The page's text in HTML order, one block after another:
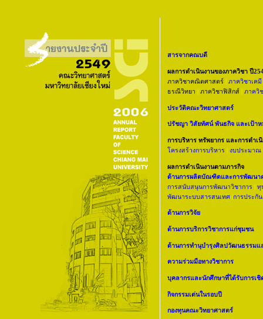
สารจากคณบดี
ผลการดำเนินงานของภาควิชา ปี
ภาควิชาคณิตศาสตร์
ภาควิชาเคมี
ธรณีวิทยา
ภาควิชาฟิสิกส ภาควิ
ประวัติคณะวิทยาศาสตร์
ปรัชญา วิสัยทัศน์ พันธกิจ และเป้าห
การบริหาร ทรัพยากร และการดำเ
โครงสร้างการบริหาร
งบประมาณ
ผลการดำเนินงานตามภารกิจ
ด้านการผลิตบัณฑิตและการพัฒนา
การสนับสนุนการพัฒนาวิชาการ
ทุ
พัฒนาระบบสารสนเทศ การประกั
ด้านการวิจัย
ด้านการบริการวิชาการแก่ชุมชน
ด้านการทำนุบำรุงศิลปวัฒนธรรมแ
ความร่วมมือทางวิชาการ
บุคลากรและนักศึกษาที่ได้รับการเชิ
กิจกรรมเด่นในรอบปี
กองทุนคณะวิทยาศาสตร์